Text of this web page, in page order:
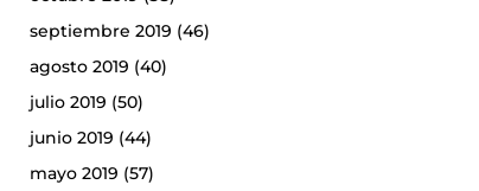
septiembre 2019 (46)
agosto 2019 (40)
julio 2019 (50)
junio 2019 (44)
mayo 2019 (57)